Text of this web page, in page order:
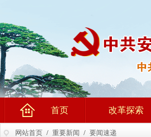
首页 改革探索
网站首页 / 重要新闻 / 要闻速递